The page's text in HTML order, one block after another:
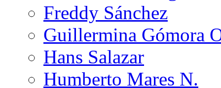
Freddy Sánchez
Guillermina Gómora
Hans Salazar
Humberto Mares N.